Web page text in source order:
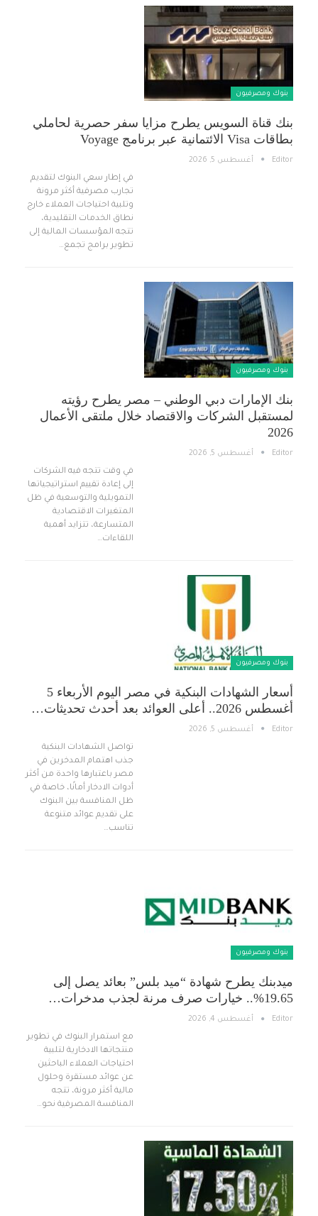
بنوك ومصرفيون
بنك قناة السويس يطرح مزايا سفر حصرية لحاملي
بطاقات Visa الائتمانية عبر برنامج Voyage
Editor أغسطس 5, 2026
في إطار سعي البنوك لتقديم
تجارب مصرفية أكثر مرونة
وتلبية احتياجات العملاء خارج
نطاق الخدمات التقليدية،
تتجه المؤسسات المالية إلى
تطوير برامج تجمع…
بنوك ومصرفيون
بنك الإمارات دبي الوطني – مصر يطرح رؤيته
لمستقبل الشركات والاقتصاد خلال ملتقى الأعمال
2026
Editor أغسطس 5, 2026
في وقت تتجه فيه الشركات
إلى إعادة تقييم استراتيجياتها
التمويلية والتوسعية في ظل
المتغيرات الاقتصادية
المتسارعة، تتزايد أهمية
اللقاءات…
بنوك ومصرفيون
أسعار الشهادات البنكية في مصر اليوم الأربعاء 5
أغسطس 2026.. أعلى العوائد بعد أحدث تحديثات…
Editor أغسطس 5, 2026
تواصل الشهادات البنكية
جذب اهتمام المدخرين في
مصر باعتبارها واحدة من أكثر
أدوات الادخار أمانًا، خاصة في
ظل المنافسة بين البنوك
على تقديم عوائد متنوعة
تناسب…
بنوك ومصرفيون
ميدبنك يطرح شهادة “ميد بلس” بعائد يصل إلى
19.65%.. خيارات صرف مرنة لجذب مدخرات…
Editor أغسطس 4, 2026
مع استمرار البنوك في تطوير
منتجاتها الادخارية لتلبية
احتياجات العملاء الباحثين
عن عوائد مستقرة وحلول
مالية أكثر مرونة، تتجه
المنافسة المصرفية نحو…